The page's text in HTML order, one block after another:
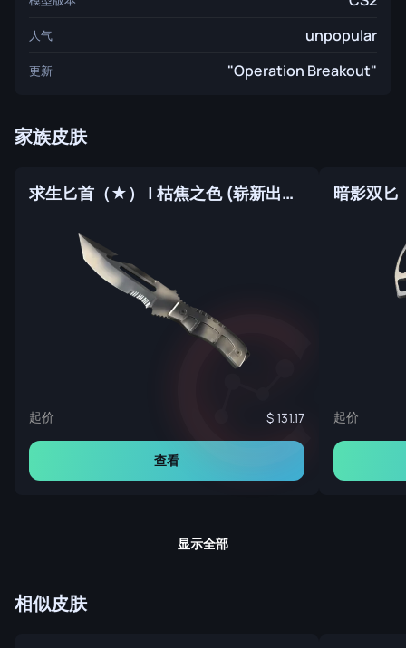
人气 unpopular
更新 "Operation Breakout"
家族皮肤
求生匕首（★） | 枯焦之色 (崭新出厂)
起价 131.17
查看
起价
显示全部
相似皮肤